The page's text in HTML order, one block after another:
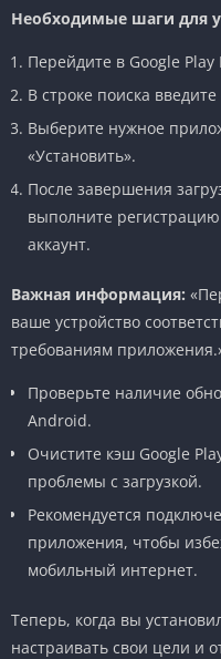
Необходимые шаги для
Перейдите в Google
В строке поиска введите
Выберите нужное
«Установить».
После завершения
выполните
аккаунт.
Важная информация:
ваше устройство
требованиям
Проверьте наличие
Android.
Очистите кэш Google
проблемы с загрузкой.
Рекомендуется
приложения, чтобы
мобильный интернет.
Теперь, когда вы
настраивать свои цели и